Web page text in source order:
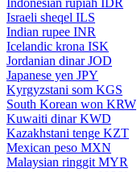
Indonesian rupiah IDR
Israeli sheqel ILS
Indian rupee INR
Icelandic krona ISK
Jordanian dinar JOD
Japanese yen JPY
Kyrgyzstani som KGS
South Korean won KRW
Kuwaiti dinar KWD
Kazakhstani tenge KZT
Mexican peso MXN
Malaysian ringgit MYR